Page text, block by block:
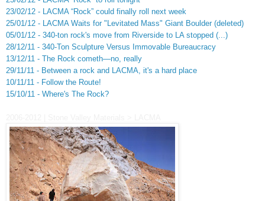
23/02/12 - LACMA “Rock” could finally roll next week
25/01/12 - LACMA Waits for "Levitated Mass" Giant Boulder (deleted)
05/01/12 - 340-ton rock's move from Riverside to LA stopped (...)
28/12/11 - 340-Ton Sculpture Versus Immovable Bureaucracy
13/12/11 - The Rock cometh—no, really
29/11/11 - Between a rock and LACMA, it's a hard place
10/11/1 1 - Follow the Route!
15/10/11 - Where's The Rock?